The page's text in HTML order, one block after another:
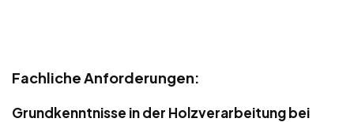
Fachliche Anforderungen:
Grundkenntnisse in der Holzverarbeitung bei